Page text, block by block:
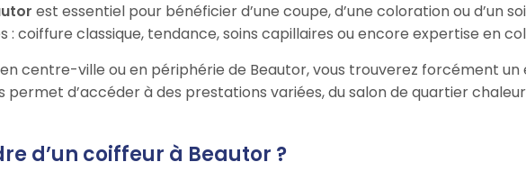
est essentiel pour bénéficier d’une coupe, d’une coloration ou d’un
: coiffure classique, tendance, soins capillaires ou encore expertise en
centre-ville ou en périphérie de Beautor, vous trouverez forcément
permet d’accéder à des prestations variées, du salon de quartier
d’un coiffeur à Beautor ?